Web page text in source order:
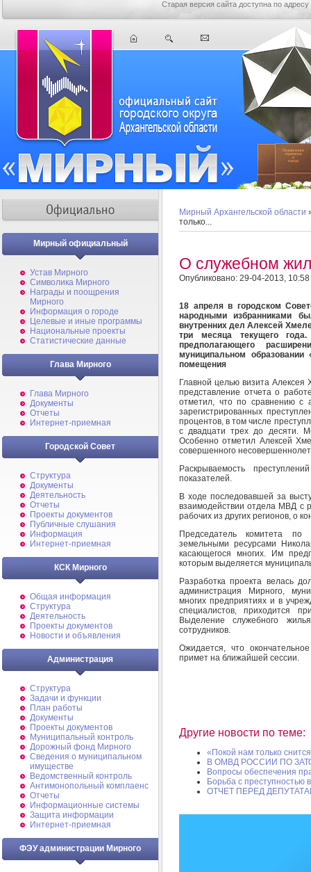
Старая версия сайта доступна по адресу
Мирный официальный
Устав Мирного
Символика Мирного
Награды и поощрения
Мирного
Информация о городе
Целевые и иные программы
Национальные проекты
Статистические данные
Глава Мирного
Глава Мирного
Документы
Отчеты
Интернет-приемная
Городской Совет
Структура
Документы
Деятельность
Отчеты
Проекты документов
Публичные слушания
Информация
Интернет-приемная
КСК Мирного
Общая информация
Структура
Деятельность
Проекты документов
Новости и объявления
Администрация
Структура
Задачи и функции
План работы
Документы
Проекты документов
Муниципальный контроль
Дорожный фонд Мирного
Cведения о муниципальном
имуществе
Ведомственный контроль
Антимонопольный комплаенс
Отчеты
Информационные системы
Защита информации
Интернет-приемная
ФЭУ администрации Мирного
Мирный Архангельской области
только...
О служебном
Опубликовано: 29-04-2013, 10:58
18 апреля в городском
народными избранниками
внутренних дел Алексей
три месяца текущего
предполагающего
муниципальном
помещения
Главной целью визита
представление отчета о
отметил, что по сравнению с
зарегистрированных
процентов, в том числе
с двадцати трех до десяти.
Особенно отметил Алексей
совершенного
Раскрываемость
показателей.
В ходе последовавшей за
взаимодействии отдела МВД с
рабочих из других регионов, о
Председатель комитета по
земельными ресурсами
касающегося многих. Им
которым выделяется
Разработка проекта велась
администрация Мирного,
многих предприятиях и в
специалистов, приходится
Выделение служебного
сотрудников.
Ожидается, что
примет на ближайшей сессии.
Другие новости по теме:
«Покой нам только
В ОМВД РОССИИ ПО
Вопросы обеспечения
Борьба с преступностью
ОТЧЕТ ПЕРЕД